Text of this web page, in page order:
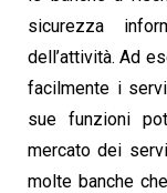
sicurezza
dell’attività. Ad
facilmente i
sue funzioni
mercato dei
molte banche